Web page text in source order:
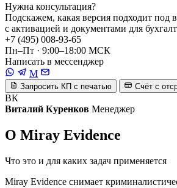
Нужна консультация?
Подскажем, какая версия подходит под
с активацией и документами для
+7 (495) 008-93-65
Пн–Пт · 9:00–18:00 МСК
Написать в мессенджер
M
Запросить КП с печатью Счёт с
ВК
Виталий Куренков Менеджер
О Miray Evidence
Что это и для каких задач применяется
Miray Evidence снимает